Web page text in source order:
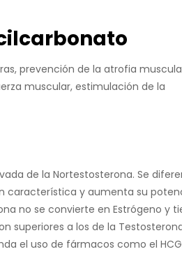
prevención de la atrofia
muscular, estimulación de la
de la Nortestosterona. Se
característica y aumenta su
no se convierte en Estrógeno y
superiores a los de la
el uso de fármacos como el